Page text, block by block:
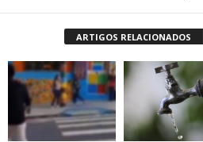
ARTIGOS RELACIONADOS